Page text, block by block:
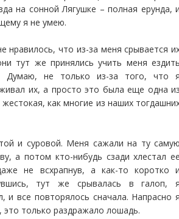
на сонной Лягушке – полная ерунда,
я не умею.
нравилось, что из-за меня срывается
тут же принялись учить меня
Думаю, не только из-за того, что
их, а просто это была еще одна
как многие из наших
и суровой. Меня сажали на ту
а потом кто-нибудь сзади хлестал
не всхрапнув, а как-то коротко
тут же срывалась в галоп,
и все повторялось сначала. Напрасно
это только раздражало лошадь.